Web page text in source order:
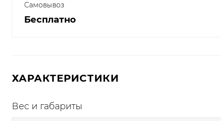
Самовывоз
Бесплатно
ХАРАКТЕРИСТИКИ
Вес и габариты